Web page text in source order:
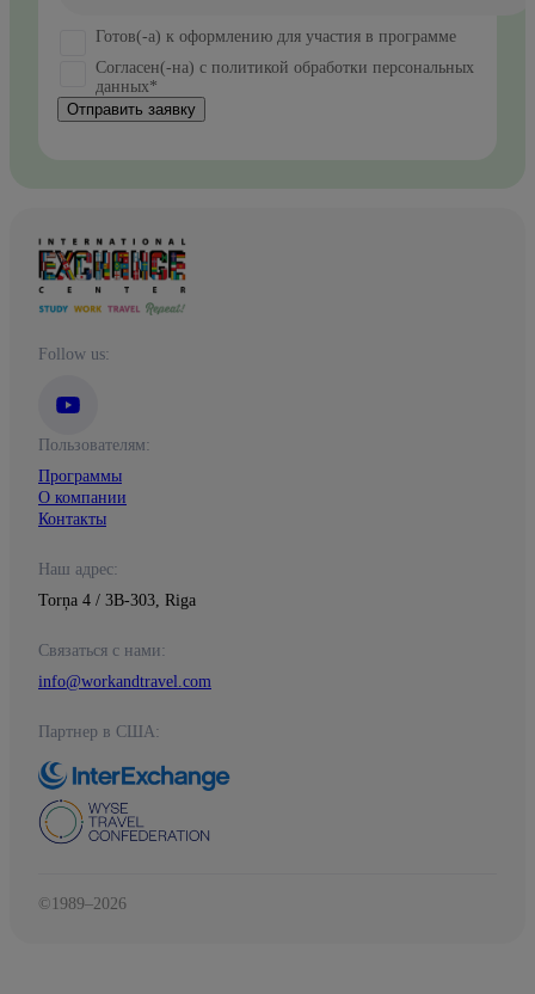
Готов(-а) к оформлению для участия в программе
Согласен(-на) с политикой обработки персональных
данных*
Отправить заявку
Follow us:
Пользователям:
Программы
О компании
Контакты
Наш адрес:
Torņa 4 / 3B-303, Riga
Связаться с нами:
info@workandtravel.com
Партнер в США:
©1989–2026